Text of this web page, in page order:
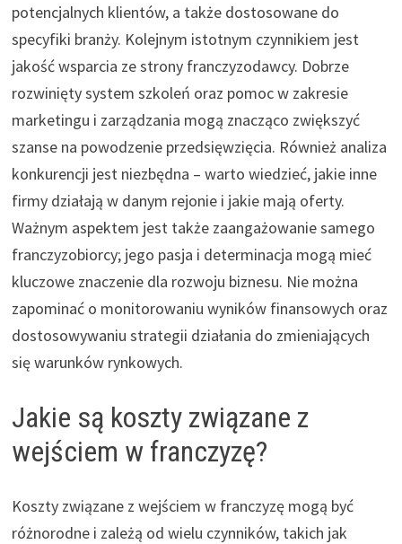
potencjalnych klientów, a także dostosowane do
specyfiki branży. Kolejnym istotnym czynnikiem jest
jakość wsparcia ze strony franczyzodawcy. Dobrze
rozwinięty system szkoleń oraz pomoc w zakresie
marketingu i zarządzania mogą znacząco zwiększyć
szanse na powodzenie przedsięwzięcia. Również analiza
konkurencji jest niezbędna – warto wiedzieć, jakie inne
firmy działają w danym rejonie i jakie mają oferty.
Ważnym aspektem jest także zaangażowanie samego
franczyzobiorcy; jego pasja i determinacja mogą mieć
kluczowe znaczenie dla rozwoju biznesu. Nie można
zapominać o monitorowaniu wyników finansowych oraz
dostosowywaniu strategii działania do zmieniających
się warunków rynkowych.
Jakie są koszty związane z
wejściem w franczyzę?
Koszty związane z wejściem w franczyzę mogą być
różnorodne i zależą od wielu czynników, takich jak